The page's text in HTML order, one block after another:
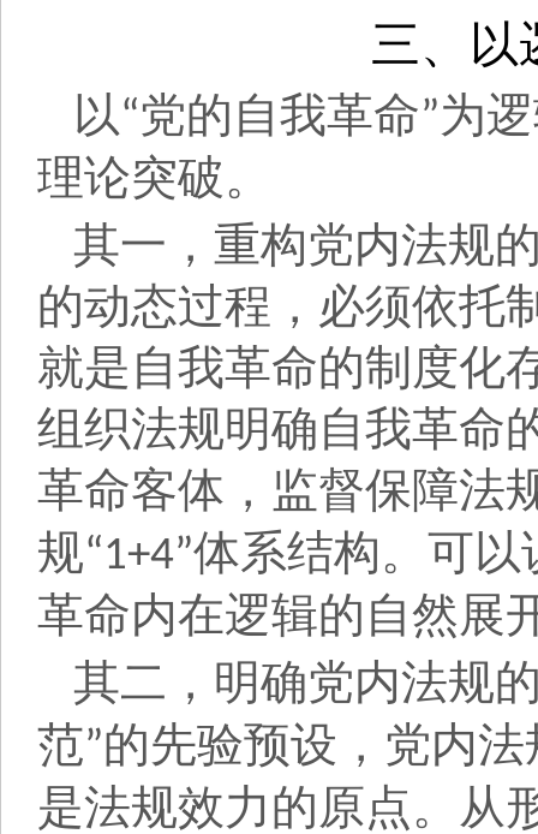
三、以
以“党的自我革命”为
理论突破。
其一，重构党内法规
的动态过程，必须依托
就是自我革命的制度化
组织法规明确自我革命
革命客体，监督保障法
规“1+4”体系结构。可
革命内在逻辑的自然展
其二，明确党内法规
范”的先验预设，党内
是法规效力的原点。从